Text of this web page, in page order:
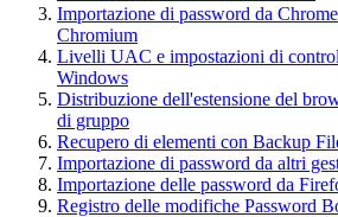
Importazione di password da
Chromium
Livelli UAC e impostazioni di
Windows
Distribuzione dell'estensione del
di gruppo
Recupero di elementi con Backup
Importazione di password da altri
Importazione delle password da
Registro delle modifiche Password